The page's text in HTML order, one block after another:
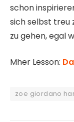
schon
sich selbst treu
zu gehen, egal
Mher Lesson:
zoe giordano